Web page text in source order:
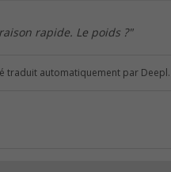
rapide. Le poids ?"
traduit automatiquement par Deepl.